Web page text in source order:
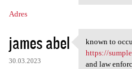
Adres
james abel
30.03.2023
known to
known to
https://
and law